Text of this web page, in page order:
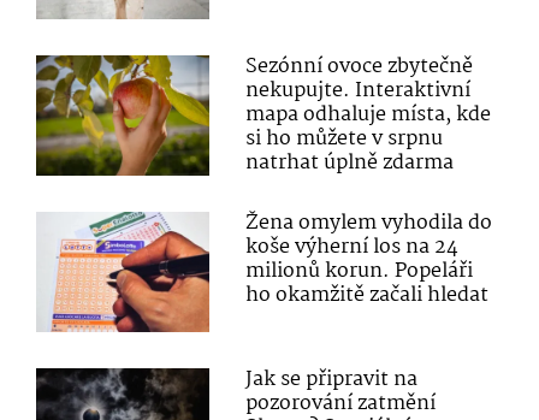
Sezónní ovoce zbytečně
nekupujte. Interaktivní
mapa odhaluje místa, kde
si ho můžete v srpnu
natrhat úplně zdarma
Žena omylem vyhodila do
koše výherní los na 24
milionů korun. Popeláři
ho okamžitě začali hledat
Jak se připravit na
pozorování zatmění